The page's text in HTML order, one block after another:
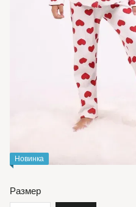
Новинка
Размер